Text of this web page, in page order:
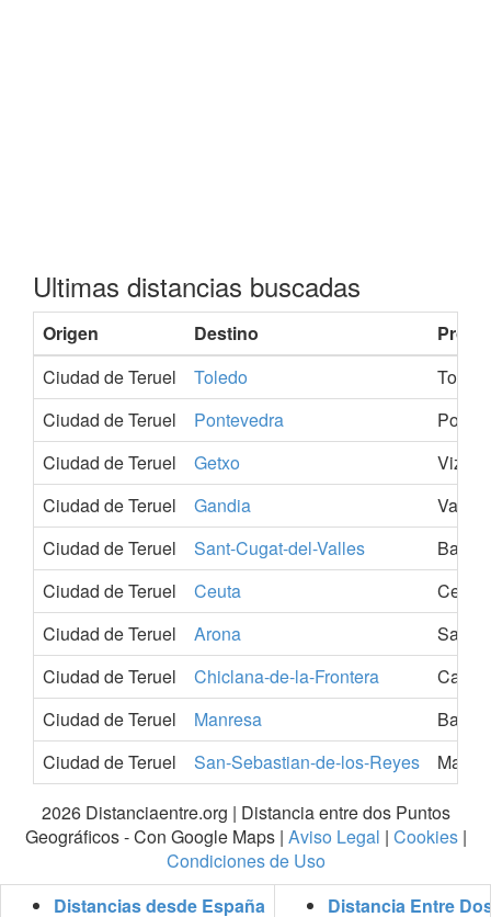
Ultimas distancias buscadas
Origen Destino
Ciudad de Teruel
Toledo
Toledo
Ciudad de Teruel
Pontevedra
Ciudad de Teruel
Getxo
Ciudad de Teruel
Gandia
Ciudad de Teruel
Sant-Cugat-del-Valles
Ciudad de Teruel
Ceuta
Ceuta
Ciudad de Teruel
Arona
Ciudad de Teruel
Chiclana-de-la-Frontera
Cadiz
Ciudad de Teruel
Manresa
Ciudad de Teruel
San-Sebastian-de-los-Reyes
Madrid
2026 Distanciaentre.org | Distancia entre dos Puntos
Geográficos - Con Google Maps | Aviso Legal | Cookies|
Condiciones de Uso
Distancias desde España
Distancia Entre